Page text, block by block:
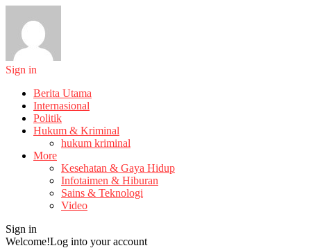
Sign in
Berita Utama
Internasional
Politik
Hukum & Kriminal
hukum kriminal
More
Kesehatan & Gaya Hidup
Infotaimen & Hiburan
Sains & Teknologi
Video
Sign in
Welcome!Log into your account